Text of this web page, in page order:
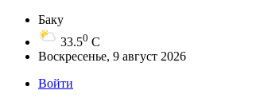
Баку
33.50 C
Воскресенье, 9 август 2026
Войти